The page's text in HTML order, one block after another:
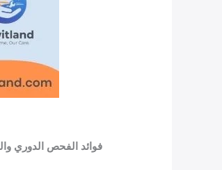
فوائد الفحص الدوري